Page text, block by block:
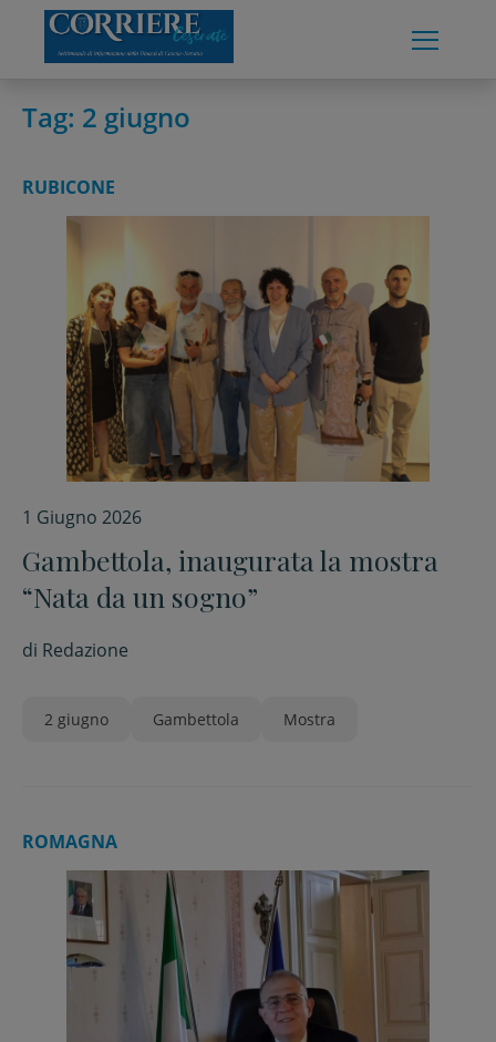
content
Tag: 2 giugno
RUBICONE
1 Giugno 2026
Gambettola, inaugurata la mostra
“Nata da un sogno”
di Redazione
2 giugno Gambettola Mostra
ROMAGNA